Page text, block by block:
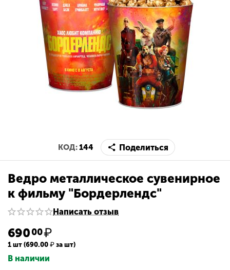
КОД:144 Поделиться
Ведро металлическое сувенирное
к фильму "Бордерлендс"
Написать отзыв
69000₽
1 шт (690.00 ₽ за шт)
В наличии